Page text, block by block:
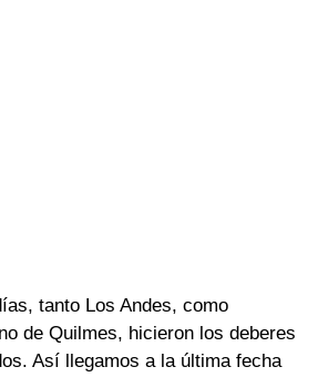
tanto Los Andes, como
de Quilmes, hicieron los deberes
Así llegamos a la última fecha